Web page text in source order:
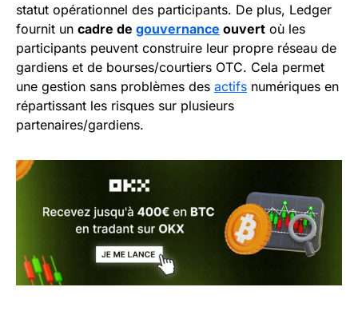
statut opérationnel des participants. De plus, Ledger
fournit un cadre de gouvernance ouvert où les
participants peuvent construire leur propre réseau de
gardiens et de bourses/courtiers OTC. Cela permet
une gestion sans problèmes des actifs numériques en
répartissant les risques sur plusieurs
partenaires/gardiens.